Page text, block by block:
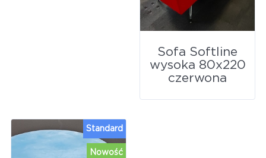
Sofa Softline
wysoka 80x220
czerwona
Nowość
Standard